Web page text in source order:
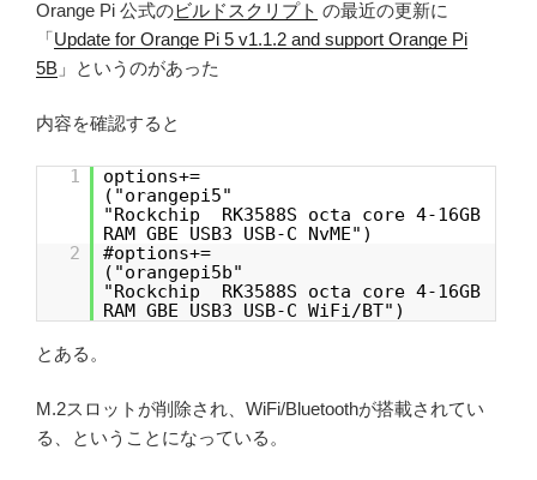
Orange Pi 公式のビルドスクリプト の最近の更新に
「Update for Orange Pi 5 v1.1.2 and support Orange Pi
5B 」というのがあった
内容を確認すると
1
options+=
("orangepi5"
"Rockchip RK3588S octa core 4-16GB
RAM GBE USB3 USB-C NvME")
2
#options+=
("orangepi5b"
"Rockchip RK3588S octa core 4-16GB
RAM GBE USB3 USB-C WiFi/BT")
とある。
M.2スロットが削除され、WiFi/Bluetoothが搭載されてい
る、ということになっている。